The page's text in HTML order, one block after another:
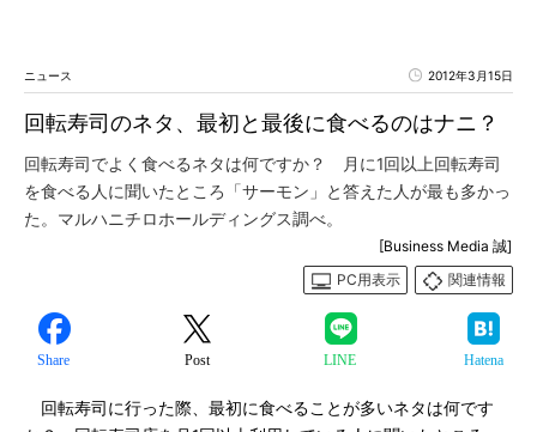
ニュース 2012年3月15日
回転寿司のネタ、最初と最後に食べるのはナニ？
回転寿司でよく食べるネタは何ですか？ 月に1回以上回転寿司
を食べる人に聞いたところ「サーモン」と答えた人が最も多かっ
た。マルハニチロホールディングス調べ。
[Business Media 誠]
PC用表示
関連情報
Share Post LINE Hatena
回転寿司に行った際、最初に食べることが多いネタは何です